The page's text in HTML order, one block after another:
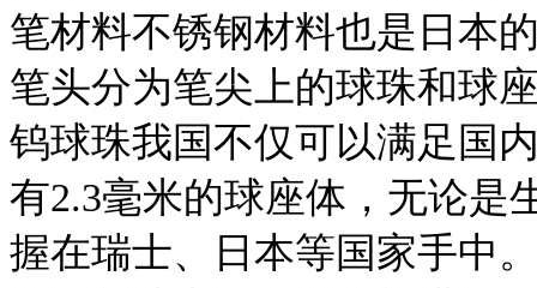
笔材料不锈钢材料也是日本
笔头分为笔尖上的球珠和球
钨球珠我国不仅可以满足国
有2.3毫米的球座体，无论是
握在瑞士、日本等国家手中